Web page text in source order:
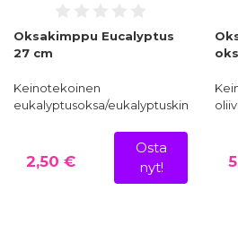
Oksakimppu Eucalyptus
27 cm
Keinotekoinen
eukalyptusoksa/eukalyptuskimppu…
2,50 €
Osta
nyt!